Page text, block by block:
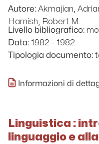
Autore: Akmajian,
Harnish, Robert M.
Livello bibliografico:
Data: 1982 - 1982
Tipologia documento:
Informazioni di
Linguistica :
linguaggio e